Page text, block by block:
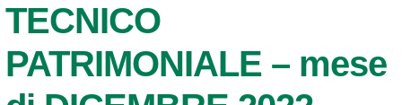
TECNICO
PATRIMONIALE – mese